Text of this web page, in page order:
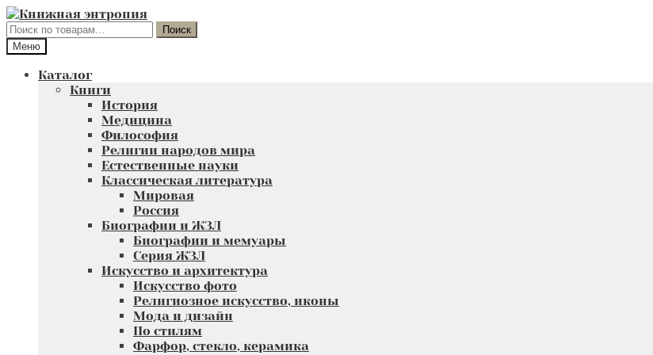
Перейти
к
навигации
Перейти
к
содержимому
Искать:
Поиск
Меню
Каталог
Книги
История
Медицина
Философия
Религии народов мира
Естественные науки
Классическая литература
Мировая
Россия
Биографии и ЖЗЛ
Биографии и мемуары
Серия ЖЗЛ
Искусство и архитектура
Искусство фото
Религиозное искусство, иконы
Мода и дизайн
По стилям
Фарфор, стекло, керамика